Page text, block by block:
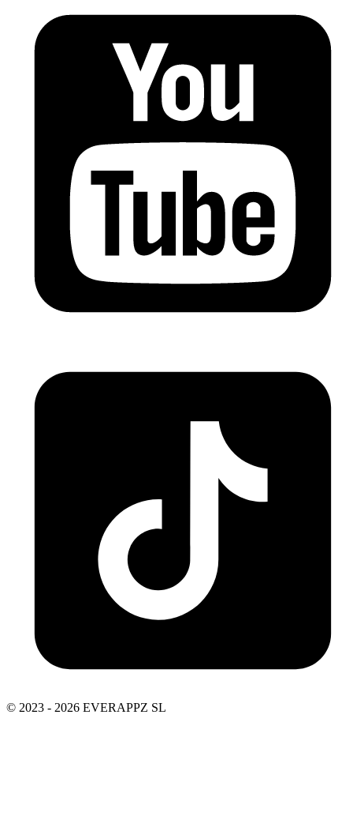
© 2023 - 2026 EVERAPPZ SL